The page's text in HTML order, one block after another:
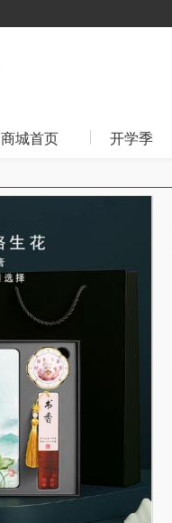
商城首页 开学季